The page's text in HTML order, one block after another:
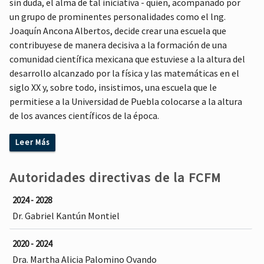
sin duda, el alma de tal iniciativa - quien, acompañado por
un grupo de prominentes personalidades como el lng.
Joaquín Ancona Albertos, decide crear una escuela que
contribuyese de manera decisiva a la formación de una
comunidad científica mexicana que estuviese a la altura del
desarrollo alcanzado por la física y las matemáticas en el
siglo XX y, sobre todo, insistimos, una escuela que le
permitiese a la Universidad de Puebla colocarse a la altura
de los avances científicos de la época.
Leer Más
Universitario que comentamos, después de afirmar que el
era “un proyecto improvisado”, sino un proyecto bastante
meditado y maduro, formulado “por un especialista tan
competente como es el lng. Luis Rivera Terrazas”, agregó
que dicho proyecto “fue presentado al doctor en Ciencias
Físico Matemáticas Carlos Graef Fernández, quien lo
Autoridades directivas de la FCFM
2024 - 2028
Dr. Gabriel Kantún Montiel
2020 - 2024
Dra. Martha Alicia Palomino Ovando